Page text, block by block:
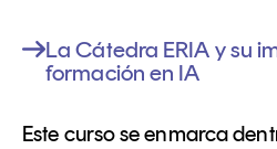
La Cátedra ERIA y su
formación en IA
Este curso se enmarca